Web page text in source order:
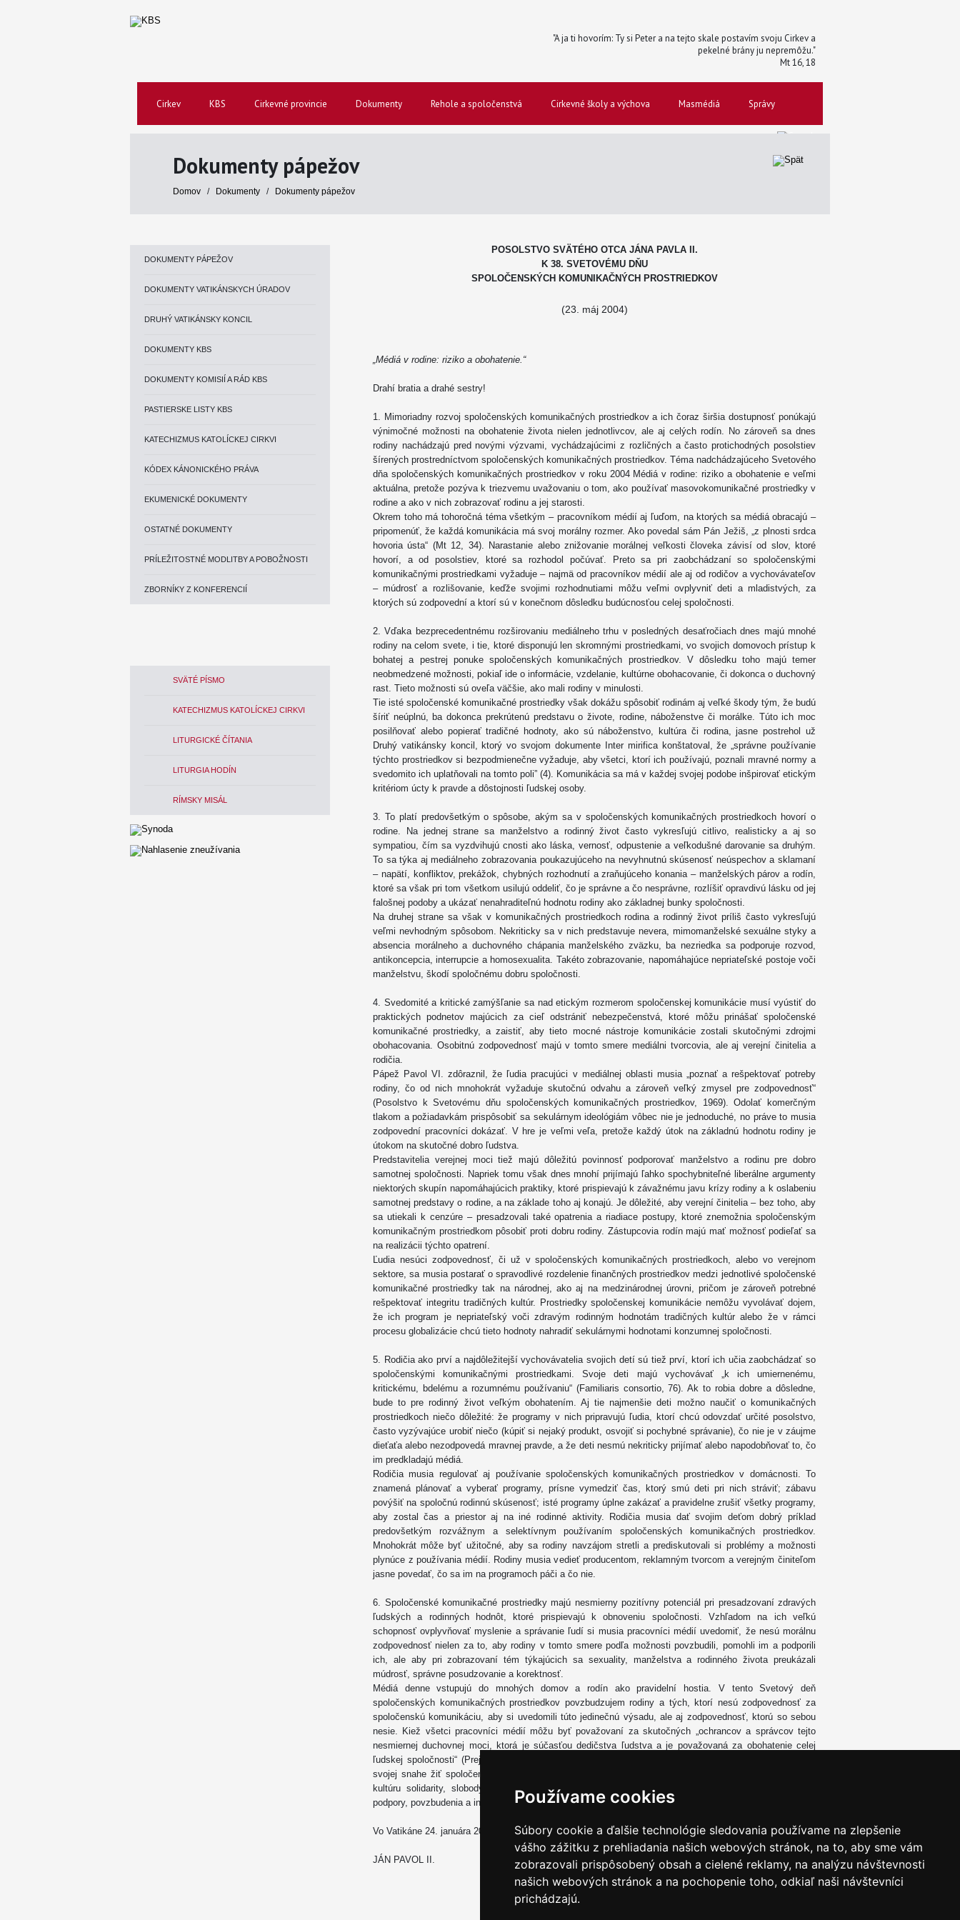
Používame cookies
Súbory cookie a ďalšie technológie sledovania používame na zlepšenie
vášho zážitku z prehliadania našich webových stránok, na to, aby sme vám
zobrazovali prispôsobený obsah a cielené reklamy, na analýzu návštevnosti
našich webových stránok a na pochopenie toho, odkiaľ naši návštevníci
prichádzajú.
"A ja ti hovorím: Ty si Peter a na tejto skale postavím svoju Cirkev a
pekelné brány ju nepremôžu."
Mt 16, 18
Cirkev KBS Cirkevné provincie Dokumenty Rehole a spoločenstvá Cirkevné školy a výchova Masmédiá Správy
Dokumenty pápežov
Domov / Dokumenty / Dokumenty pápežov
DOKUMENTY PÁPEŽOV
DOKUMENTY VATIKÁNSKYCH ÚRADOV
DRUHÝ VATIKÁNSKY KONCIL
DOKUMENTY KBS
DOKUMENTY KOMISIÍ A RÁD KBS
PASTIERSKE LISTY KBS
KATECHIZMUS KATOLÍCKEJ CIRKVI
KÓDEX KÁNONICKÉHO PRÁVA
EKUMENICKÉ DOKUMENTY
OSTATNÉ DOKUMENTY
PRÍLEŽITOSTNÉ MODLITBY A POBOŽNOSTI
ZBORNÍKY Z KONFERENCIÍ
SVÄTÉ PÍSMO
KATECHIZMUS KATOLÍCKEJ CIRKVI
LITURGICKÉ ČÍTANIA
LITURGIA HODÍN
RÍMSKY MISÁL
POSOLSTVO SVÄTÉHO OTCA JÁNA PAVLA II.
K 38. SVETOVÉMU DŇU
SPOLOČENSKÝCH KOMUNIKAČNÝCH PROSTRIEDKOV
(23. máj 2004)
„Médiá v rodine: riziko a obohatenie.“
Drahí bratia a drahé sestry!
1. Mimoriadny rozvoj spoločenských komunikačných prostriedkov a ich čoraz širšia dostupnosť ponúkajú
výnimočné možnosti na obohatenie života nielen jednotlivcov, ale aj celých rodín. No zároveň sa dnes
rodiny nachádzajú pred novými výzvami, vychádzajúcimi z rozličných a často protichodných posolstiev
šírených prostredníctvom spoločenských komunikačných prostriedkov. Téma nadchádzajúceho Svetového
dňa spoločenských komunikačných prostriedkov v roku 2004 Médiá v rodine: riziko a obohatenie e veľmi
aktuálna, pretože pozýva k triezvemu uvažovaniu o tom, ako používať masovokomunikačné prostriedky v
rodine a ako v nich zobrazovať rodinu a jej starosti.
Okrem toho má tohoročná téma všetkým – pracovníkom médií aj ľuďom, na ktorých sa médiá obracajú –
pripomenúť, že každá komunikácia má svoj morálny rozmer. Ako povedal sám Pán Ježiš, „z plnosti srdca
hovoria ústa“ (Mt 12, 34). Narastanie alebo znižovanie morálnej veľkosti človeka závisí od slov, ktoré
hovorí, a od posolstiev, ktoré sa rozhodol počúvať. Preto sa pri zaobchádzaní so spoločenskými
komunikačnými prostriedkami vyžaduje – najmä od pracovníkov médií ale aj od rodičov a vychovávateľov
– múdrosť a rozlišovanie, keďže svojimi rozhodnutiami môžu veľmi ovplyvniť deti a mladistvých, za
ktorých sú zodpovední a ktorí sú v konečnom dôsledku budúcnosťou celej spoločnosti.
2. Vďaka bezprecedentnému rozširovaniu mediálneho trhu v posledných desaťročiach dnes majú mnohé
rodiny na celom svete, i tie, ktoré disponujú len skromnými prostriedkami, vo svojich domovoch prístup k
bohatej a pestrej ponuke spoločenských komunikačných prostriedkov. V dôsledku toho majú temer
neobmedzené možnosti, pokiaľ ide o informácie, vzdelanie, kultúrne obohacovanie, či dokonca o duchovný
rast. Tieto možnosti sú oveľa väčšie, ako mali rodiny v minulosti.
Tie isté spoločenské komunikačné prostriedky však dokážu spôsobiť rodinám aj veľké škody tým, že budú
šíriť neúplnú, ba dokonca prekrútenú predstavu o živote, rodine, náboženstve či morálke. Túto ich moc
posilňovať alebo popierať tradičné hodnoty, ako sú náboženstvo, kultúra či rodina, jasne postrehol už
Druhý vatikánsky koncil, ktorý vo svojom dokumente Inter mirifica konštatoval, že „správne používanie
týchto prostriedkov si bezpodmienečne vyžaduje, aby všetci, ktorí ich používajú, poznali mravné normy a
svedomito ich uplatňovali na tomto poli” (4). Komunikácia sa má v každej svojej podobe inšpirovať etickým
kritériom úcty k pravde a dôstojnosti ľudskej osoby.
3. To platí predovšetkým o spôsobe, akým sa v spoločenských komunikačných prostriedkoch hovorí o
rodine. Na jednej strane sa manželstvo a rodinný život často vykresľujú citlivo, realisticky a aj so
sympatiou, čím sa vyzdvihujú cnosti ako láska, vernosť, odpustenie a veľkodušné darovanie sa druhým.
To sa týka aj mediálneho zobrazovania poukazujúceho na nevyhnutnú skúsenosť neúspechov a sklamaní
– napätí, konfliktov, prekážok, chybných rozhodnutí a zraňujúceho konania – manželských párov a rodín,
ktoré sa však pri tom všetkom usilujú oddeliť, čo je správne a čo nesprávne, rozlíšiť opravdivú lásku od jej
falošnej podoby a ukázať nenahraditeľnú hodnotu rodiny ako základnej bunky spoločnosti.
Na druhej strane sa však v komunikačných prostriedkoch rodina a rodinný život príliš často vykresľujú
veľmi nevhodným spôsobom. Nekriticky sa v nich predstavuje nevera, mimomanželské sexuálne styky a
absencia morálneho a duchovného chápania manželského zväzku, ba nezriedka sa podporuje rozvod,
antikoncepcia, interrupcie a homosexualita. Takéto zobrazovanie, napomáhajúce nepriateľské postoje voči
manželstvu, škodí spoločnému dobru spoločnosti.
4. Svedomité a kritické zamýšľanie sa nad etickým rozmerom spoločenskej komunikácie musí vyústiť do
praktických podnetov majúcich za cieľ odstrániť nebezpečenstvá, ktoré môžu prinášať spoločenské
komunikačné prostriedky, a zaistiť, aby tieto mocné nástroje komunikácie zostali skutočnými zdrojmi
obohacovania. Osobitnú zodpovednosť majú v tomto smere mediálni tvorcovia, ale aj verejní činitelia a
rodičia.
Pápež Pavol VI. zdôraznil, že ľudia pracujúci v mediálnej oblasti musia „poznať a rešpektovať potreby
rodiny, čo od nich mnohokrát vyžaduje skutočnú odvahu a zároveň veľký zmysel pre zodpovednosť“
(Posolstvo k Svetovému dňu spoločenských komunikačných prostriedkov, 1969). Odolať komerčným
tlakom a požiadavkám prispôsobiť sa sekulárnym ideológiám vôbec nie je jednoduché, no práve to musia
zodpovední pracovníci dokázať. V hre je veľmi veľa, pretože každý útok na základnú hodnotu rodiny je
útokom na skutočné dobro ľudstva.
Predstavitelia verejnej moci tiež majú dôležitú povinnosť podporovať manželstvo a rodinu pre dobro
samotnej spoločnosti. Napriek tomu však dnes mnohí prijímajú ľahko spochybniteľné liberálne argumenty
niektorých skupín napomáhajúcich praktiky, ktoré prispievajú k závažnému javu krízy rodiny a k oslabeniu
samotnej predstavy o rodine, a na základe toho aj konajú. Je dôležité, aby verejní činitelia – bez toho, aby
sa utiekali k cenzúre – presadzovali také opatrenia a riadiace postupy, ktoré znemožnia spoločenským
komunikačným prostriedkom pôsobiť proti dobru rodiny. Zástupcovia rodín majú mať možnosť podieľať sa
na realizácii týchto opatrení.
Ľudia nesúci zodpovednosť, či už v spoločenských komunikačných prostriedkoch, alebo vo verejnom
sektore, sa musia postarať o spravodlivé rozdelenie finančných prostriedkov medzi jednotlivé spoločenské
komunikačné prostriedky tak na národnej, ako aj na medzinárodnej úrovni, pričom je zároveň potrebné
rešpektovať integritu tradičných kultúr. Prostriedky spoločenskej komunikácie nemôžu vyvolávať dojem,
že ich program je nepriateľský voči zdravým rodinným hodnotám tradičných kultúr alebo že v rámci
procesu globalizácie chcú tieto hodnoty nahradiť sekulárnymi hodnotami konzumnej spoločnosti.
5. Rodičia ako prví a najdôležitejší vychovávatelia svojich detí sú tiež prví, ktorí ich učia zaobchádzať so
spoločenskými komunikačnými prostriedkami. Svoje deti majú vychovávať „k ich umiernenému,
kritickému, bdelému a rozumnému používaniu“ (Familiaris consortio, 76). Ak to robia dobre a dôsledne,
bude to pre rodinný život veľkým obohatením. Aj tie najmenšie deti možno naučiť o komunikačných
prostriedkoch niečo dôležité: že programy v nich pripravujú ľudia, ktorí chcú odovzdať určité posolstvo,
často vyzývajúce urobiť niečo (kúpiť si nejaký produkt, osvojiť si pochybné správanie), čo nie je v záujme
dieťaťa alebo nezodpovedá mravnej pravde, a že deti nesmú nekriticky prijímať alebo napodobňovať to, čo
im predkladajú médiá.
Rodičia musia regulovať aj používanie spoločenských komunikačných prostriedkov v domácnosti. To
znamená plánovať a vyberať programy, prísne vymedziť čas, ktorý smú deti pri nich stráviť; zábavu
povýšiť na spoločnú rodinnú skúsenosť; isté programy úplne zakázať a pravidelne zrušiť všetky programy,
aby zostal čas a priestor aj na iné rodinné aktivity. Rodičia musia dať svojim deťom dobrý príklad
predovšetkým rozvážnym a selektívnym používaním spoločenských komunikačných prostriedkov.
Mnohokrát môže byť užitočné, aby sa rodiny navzájom stretli a prediskutovali si problémy a možnosti
plynúce z používania médií. Rodiny musia vedieť producentom, reklamným tvorcom a verejným činiteľom
jasne povedať, čo sa im na programoch páči a čo nie.
6. Spoločenské komunikačné prostriedky majú nesmierny pozitívny potenciál pri presadzovaní zdravých
ľudských a rodinných hodnôt, ktoré prispievajú k obnoveniu spoločnosti. Vzhľadom na ich veľkú
schopnosť ovplyvňovať myslenie a správanie ľudí si musia pracovníci médií uvedomiť, že nesú morálnu
zodpovednosť nielen za to, aby rodiny v tomto smere podľa možnosti povzbudili, pomohli im a podporili
ich, ale aby pri zobrazovaní tém týkajúcich sa sexuality, manželstva a rodinného života preukázali
múdrosť, správne posudzovanie a korektnosť.
Médiá denne vstupujú do mnohých domov a rodín ako pravidelní hostia. V tento Svetový deň
spoločenských komunikačných prostriedkov povzbudzujem rodiny a tých, ktorí nesú zodpovednosť za
spoločenskú komunikáciu, aby si uvedomili túto jedinečnú výsadu, ale aj zodpovednosť, ktorú so sebou
nesie. Kiež všetci pracovníci médií môžu byť považovaní za skutočných „ochrancov a správcov tejto
nesmiernej duchovnej moci, ktorá je súčasťou dedičstva ľudstva a je považovaná za obohatenie celej
ľudskej spoločnosti“ (Prejav k pracovníkom médií, Los Angeles 15. septembra 1987, 8). Kiež rodiny pri
svojej snahe žiť spoločenstvo lásky, vychovávať mladých k trvalým morálnym hodnotám a podporovať
kultúru solidarity, slobody a pokoja vždy nájdu v spoločenských komunikačných prostriedkoch zdroj
podpory, povzbudenia a inšpirácie.
Vo Vatikáne 24. januára 2004, na sviatok sv. Františka Saleského
JÁN PAVOL II.